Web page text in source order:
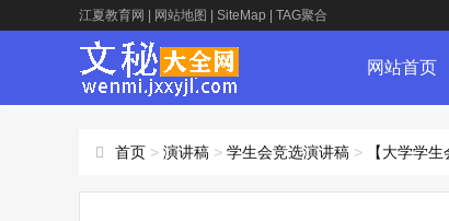
江夏教育网 网站地图 SiteMap TAG聚合
网站首页
首页 > 演讲稿 > 学生会竞选演讲稿 > 【大学学